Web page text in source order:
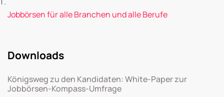
Jobbörsen für alle Branchen und alle Berufe
Downloads
Königsweg zu den Kandidaten: White-Paper zur
Jobbörsen-Kompass-Umfrage